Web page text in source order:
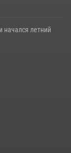
начался летний